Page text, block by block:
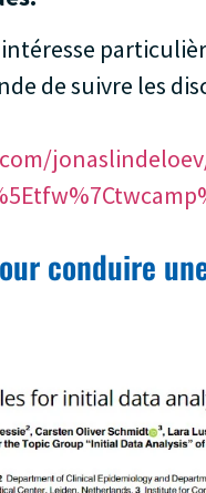
de suivre les
conduire